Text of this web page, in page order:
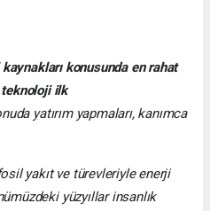
konusunda en rahat
ilk
yatırım yapmaları, kanımca
yakıt ve türevleriyle enerji
yüzyıllar insanlık